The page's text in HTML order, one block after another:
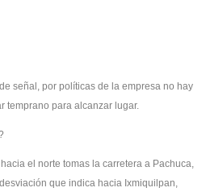
señal, por políticas de la empresa no hay
temprano para alcanzar lugar.
el norte tomas la carretera a Pachuca,
que indica hacia Ixmiquilpan,